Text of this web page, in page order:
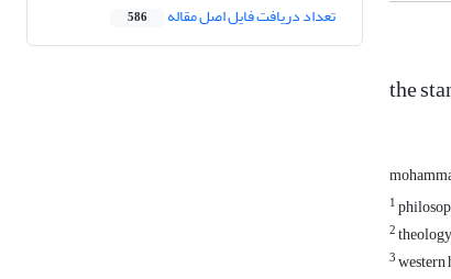
the
1
2
3
تعداد دریافت فایل اصل مقاله 586